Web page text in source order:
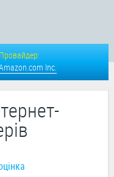
Провайдер:
Inc.